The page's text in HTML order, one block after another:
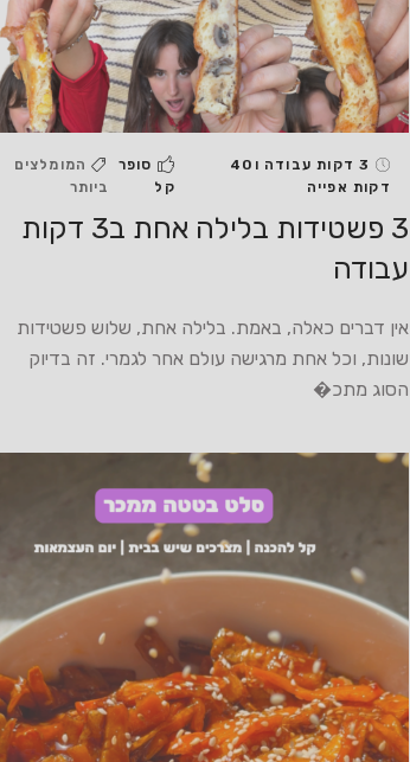
3 דקות עבודה ו40
דקות אפייה
סופר
קל
המומלצים
ביותר
3 פשטידות בלילה אחת ב3 דקות
עבודה
אין דברים כאלה, באמת. בלילה אחת, שלוש פשטידות
שונות, וכל אחת מרגישה עולם אחר לגמרי. זה בדיוק
הסוג מתכ�